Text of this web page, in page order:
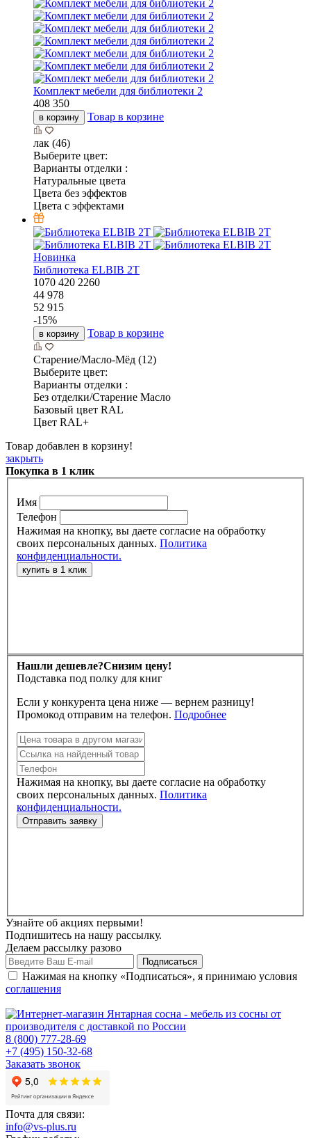
Комплект мебели для библиотеки 2
408 350
в корзину Товар в корзине
лак (46)
Выберите цвет:
Варианты отделки :
Натуральные цвета
Цвета без эффектов
Цвета с эффектами
Новинка
Библиотека ELBIB 2T
1070 420 2260
44 978
52 915
-15%
в корзину Товар в корзине
Старение/Масло-Мёд (12)
Выберите цвет:
Варианты отделки :
Без отделки/Старение Масло
Базовый цвет RAL
Цвет RAL+
Товар добавлен в корзину!
закрыть
Покупка в 1 клик
Имя
Телефон
Нажимая на кнопку, вы даете согласие на обработку
своих персональных данных. Политика
конфиденциальности.
Нашли дешевле?Снизим цену!
Подставка под полку для книг
Если у конкурента цена ниже — вернем разницу!
Промокод отправим на телефон. Подробнее
Нажимая на кнопку, вы даете согласие на обработку
своих персональных данных. Политика
конфиденциальности.
Узнайте об акциях первыми!
Подпишитесь на нашу рассылку.
Делаем рассылку разово
Нажимая на кнопку «Подписаться», я принимаю условия
соглашения
8 (800) 777-28-69
+7 (495) 150-32-68
Заказать звонок
Почта для связи:
info@vs-plus.ru